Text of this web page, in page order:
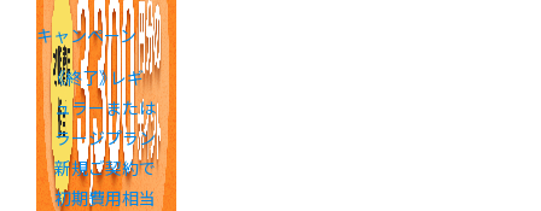
キャンペーン
《終了》レギ
ュラーまたは
ラージプラン
新規ご契約で
初期費用相当